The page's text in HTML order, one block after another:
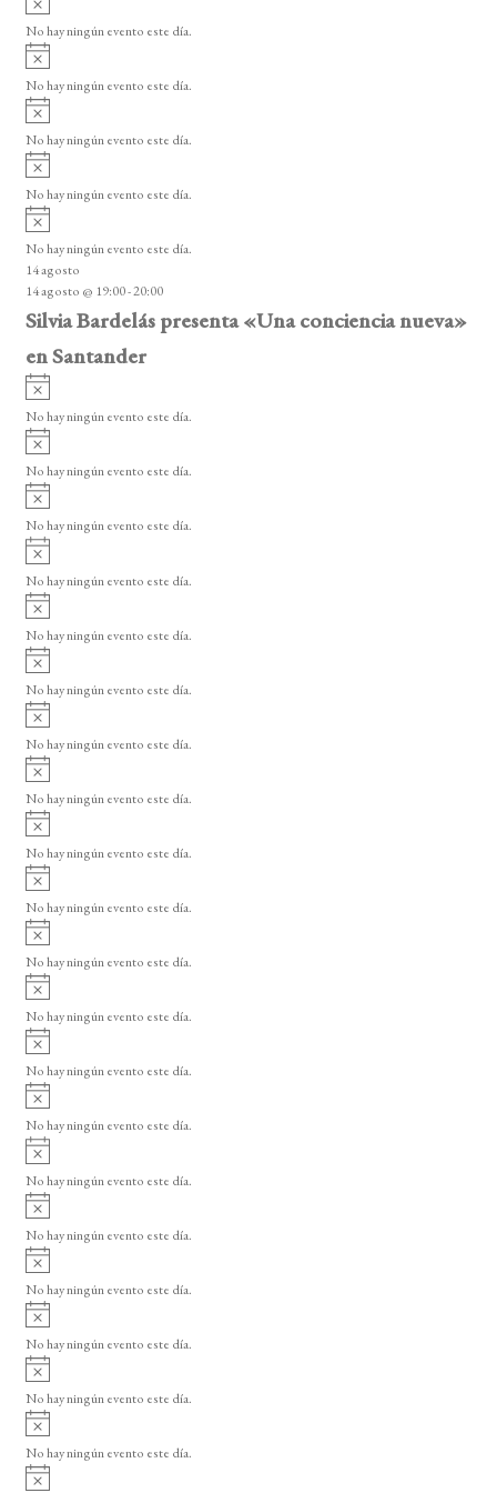
o
v
i
o
No hay ningún evento este día.
A
v
i
o
No hay ningún evento este día.
A
v
i
o
No hay ningún evento este día.
A
v
i
o
No hay ningún evento este día.
A
v
i
s
o
No hay ningún evento este día.
14 agosto
14 agosto @ 19:00-20:00
Silvia Bardelás presenta «Una conciencia nueva»
en Santander
A
v
i
o
No hay ningún evento este día.
A
v
i
o
No hay ningún evento este día.
A
v
i
o
No hay ningún evento este día.
A
v
i
o
No hay ningún evento este día.
A
v
i
o
No hay ningún evento este día.
A
v
i
o
No hay ningún evento este día.
A
v
i
o
No hay ningún evento este día.
A
v
i
o
No hay ningún evento este día.
A
v
i
o
No hay ningún evento este día.
A
v
i
o
No hay ningún evento este día.
A
v
i
o
No hay ningún evento este día.
A
v
i
o
No hay ningún evento este día.
A
v
i
o
No hay ningún evento este día.
A
v
i
o
No hay ningún evento este día.
A
v
i
o
No hay ningún evento este día.
A
v
i
o
No hay ningún evento este día.
A
v
i
o
No hay ningún evento este día.
A
v
i
o
No hay ningún evento este día.
A
v
i
o
No hay ningún evento este día.
A
v
i
No hay ningún evento este día.
A